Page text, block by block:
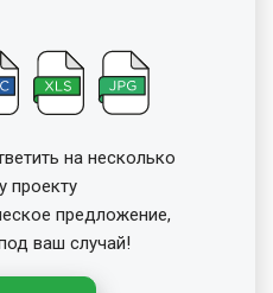
на несколько
проекту
предложение,
ваш случай!